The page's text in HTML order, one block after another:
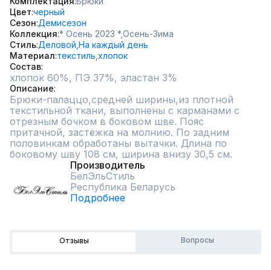
Цвет черный
Сезон Демисезон
Коллекция * Осень 2023 *,Осень-Зима
Стиль Деловой, На каждый день
Материал текстиль, хлопок
Состав
хлопок 60%, ПЭ 37%, эластан 3%
Описание
Брюки-палаццо,средней ширины,из плотной
текстильной ткани, выполнены с карманами с
отрезным бочком в боковом шве. Пояс
притачной, застёжка на молнию. По задним
половинкам обработаны вытачки. Длина по
боковому шву 108 см, ширина внизу 30,5 см.
Производитель
БелЭльСтиль
Республика Беларусь
Подробнее
Отзывы Вопросы